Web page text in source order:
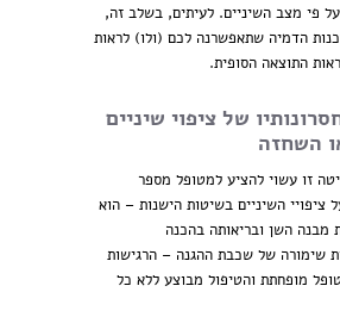
פי מצב השיניים. לעיתים, בשלב זה,
הדמיה שתאפשרנה לכם (ולו) לראות
התוצאה הסופית.
של ציפוי שיניים
השחזה
זו עשוי להציע למטופל מספר
ציפויי השיניים בשיטות הישנות – הוא
השן ובריאותה בהכנה
שימורה של שכבת ההגנה – הרגישות
מופחתת והטיפול מבוצע ללא כל